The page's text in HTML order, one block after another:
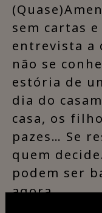
sem cartas
entrevista a
não se
estória de
dia do
casa, os
pazes… Se
quem
podem ser
agora.